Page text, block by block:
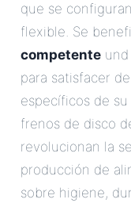
que se
flexible. Se
competente und
para satisfacer
específicos de
frenos de disco
revolucionan la
producción de
sobre higiene,